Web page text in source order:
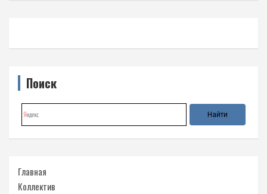
Поиск
Главная
Коллектив